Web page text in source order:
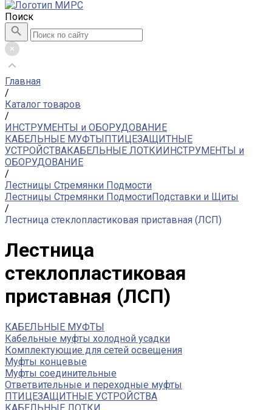
Поиск
Главная
/
Каталог товаров
/
ИНСТРУМЕНТЫ и ОБОРУДОВАНИЕ
КАБЕЛЬНЫЕ МУФТЫПТИЦЕЗАЩИТНЫЕ
УСТРОЙСТВАКАБЕЛЬНЫЕ ЛОТКИИНСТРУМЕНТЫ и
ОБОРУДОВАНИЕ
/
Лестницы Стремянки Подмости
Лестницы Стремянки ПодмостиПодставки и Щиты
/
Лестница стеклопластиковая приставная (ЛСП)
Лестница
стеклопластиковая
приставная (ЛСП)
КАБЕЛЬНЫЕ МУФТЫ
Кабельные муфты холодной усадки
Комплектующие для сетей освещения
Муфты концевые
Муфты соединительные
Ответвительные и переходные муфты
ПТИЦЕЗАЩИТНЫЕ УСТРОЙСТВА